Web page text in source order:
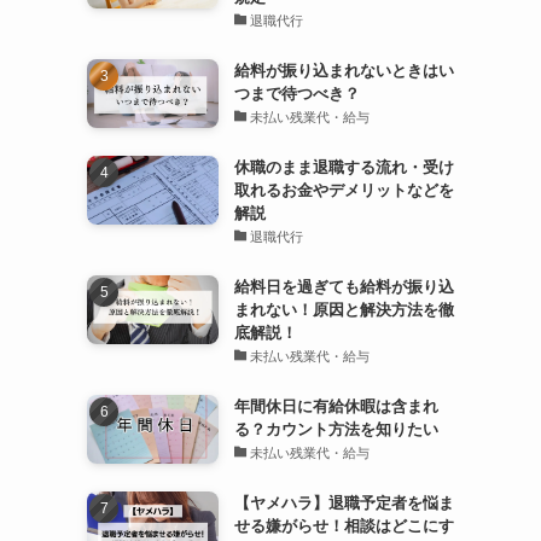
退職代行
給料が振り込まれないときはい
つまで待つべき？
未払い残業代・給与
休職のまま退職する流れ・受け
取れるお金やデメリットなどを
解説
退職代行
給料日を過ぎても給料が振り込
まれない！原因と解決方法を徹
底解説！
未払い残業代・給与
年間休日に有給休暇は含まれ
る？カウント方法を知りたい
未払い残業代・給与
【ヤメハラ】退職予定者を悩ま
せる嫌がらせ！相談はどこにす